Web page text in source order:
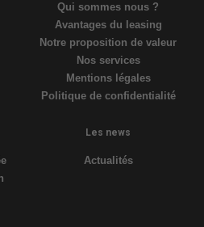
Qui sommes nous ?
Avantages du leasing
Notre proposition de valeur
Nos services
Mentions légales
Politique de confidentialité
Les news
Actualités